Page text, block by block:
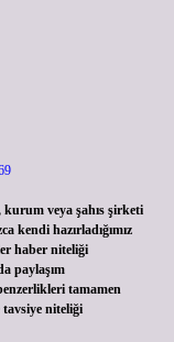
veya şahıs şirketi
kendi hazırladığımız
haber niteliği
paylaşım
tamamen
niteliği